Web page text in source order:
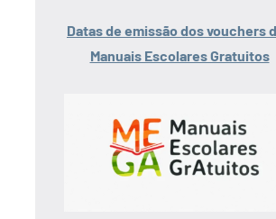
Datas de emissão dos vouchers
Manuais Escolares Gratuitos